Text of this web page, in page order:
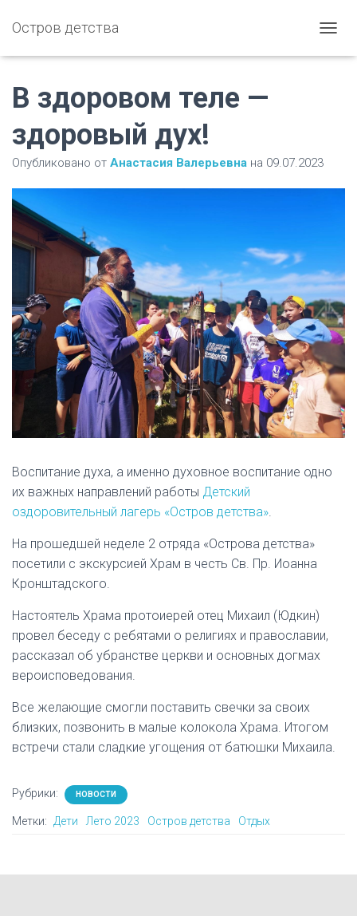
Остров детства
Е
Ь
А
Ц
И
Ю
В здоровом теле —
здоровый дух!
Опубликовано от Анастасия Валерьевна на 09.07.2023
Воспитание духа, а именно духовное воспитание одно
их важных направлений работы Детский
оздоровительный лагерь «Остров детства».
На прошедшей неделе 2 отряда «Острова детства»
посетили с экскурсией Храм в честь Св. Пр. Иоанна
Кронштадского.
Настоятель Храма протоиерей отец Михаил (Юдкин)
провел беседу с ребятами о религиях и православии,
рассказал об убранстве церкви и основных догмах
вероисповедования.
Все желающие смогли поставить свечки за своих
близких, позвонить в малые колокола Храма. Итогом
встречи стали сладкие угощения от батюшки Михаила.
Рубрики: НОВОСТИ
Метки: Дети Лето 2023 Остров детства Отдых